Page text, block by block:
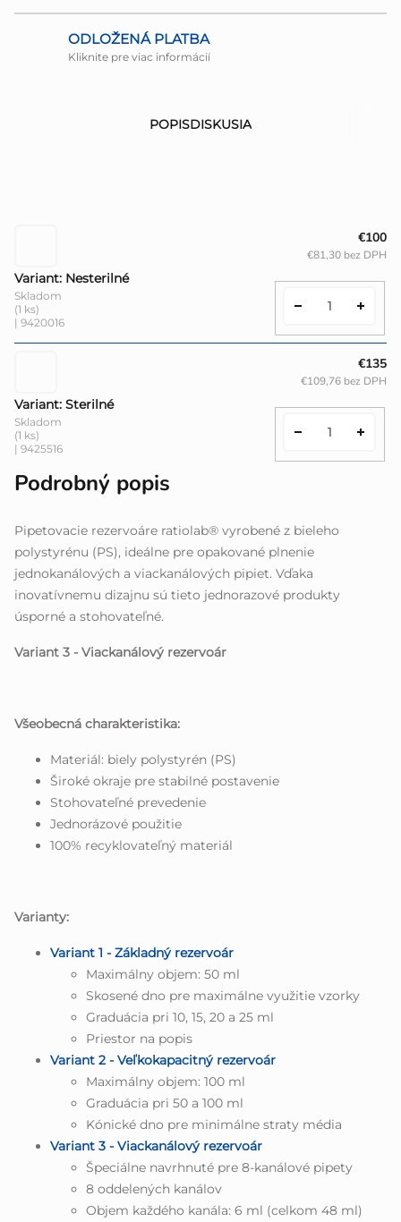
ODLOŽENÁ PLATBA
Kliknite pre viac informácií
POPISDISKUSIA
Variant: Nesterilné
Skladom
(1 ks)
| 9420016
€100
€81,30 bez DPH
Variant: Sterilné
Skladom
(1 ks)
| 9425516
€135
€109,76 bez DPH
Podrobný popis
Pipetovacie rezervoáre ratiolab® vyrobené z bieleho
polystyrénu (PS), ideálne pre opakované plnenie
jednokanálových a viackanálových pipiet. Vďaka
inovatívnemu dizajnu sú tieto jednorazové produkty
úsporné a stohovateľné.
Variant 3 - Viackanálový rezervoár
Všeobecná charakteristika:
Materiál: biely polystyrén (PS)
Široké okraje pre stabilné postavenie
Stohovateľné prevedenie
Jednorázové použitie
100% recyklovateľný materiál
Varianty:
Variant 1 - Základný rezervoár
Maximálny objem: 50 ml
Skosené dno pre maximálne využitie vzorky
Graduácia pri 10, 15, 20 a 25 ml
Priestor na popis
Variant 2 - Veľkokapacitný rezervoár
Maximálny objem: 100 ml
Graduácia pri 50 a 100 ml
Kónické dno pre minimálne straty média
Variant 3 - Viackanálový rezervoár
Špeciálne navrhnuté pre 8-kanálové pipety
8 oddelených kanálov
Objem každého kanála: 6 ml (celkom 48 ml)